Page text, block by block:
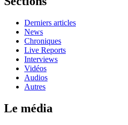
Derniers articles
News
Chroniques
Live Reports
Interviews
Vidéos
Audios
Autres
Le média